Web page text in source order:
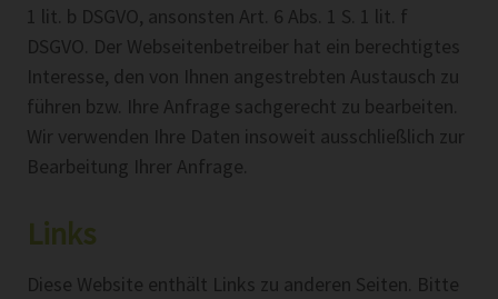
1 lit. b DSGVO, ansonsten Art. 6 Abs. 1 S. 1 lit. f
DSGVO. Der Webseitenbetreiber hat ein berechtigtes
Interesse, den von Ihnen angestrebten Austausch zu
führen bzw. Ihre Anfrage sachgerecht zu bearbeiten.
Wir verwenden Ihre Daten insoweit ausschließlich zur
Bearbeitung Ihrer Anfrage.
Links
Diese Website enthält Links zu anderen Seiten. Bitte